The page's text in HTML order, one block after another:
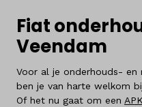
Fiat
Veendam
Voor al je onderhouds- en
ben je van harte welkom
Of het nu gaat om een